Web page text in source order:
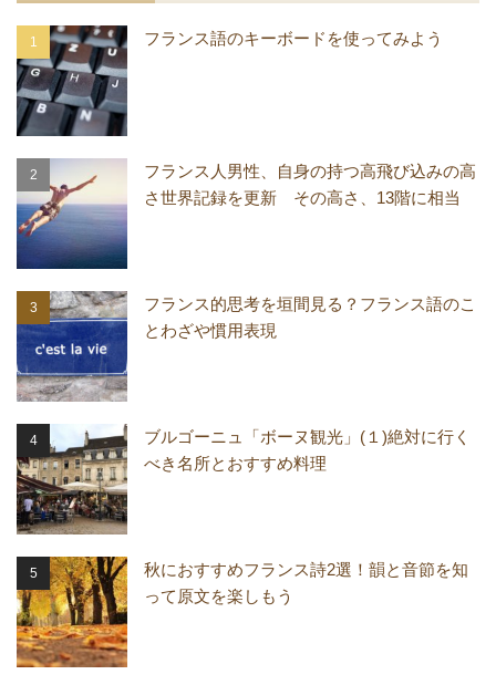
フランス語のキーボードを使ってみよう
フランス人男性、自身の持つ高飛び込みの高
さ世界記録を更新 その高さ、13階に相当
フランス的思考を垣間見る？フランス語のこ
とわざや慣用表現
ブルゴーニュ「ボーヌ観光」(１)絶対に行く
べき名所とおすすめ料理
秋におすすめフランス詩2選！韻と音節を知
って原文を楽しもう